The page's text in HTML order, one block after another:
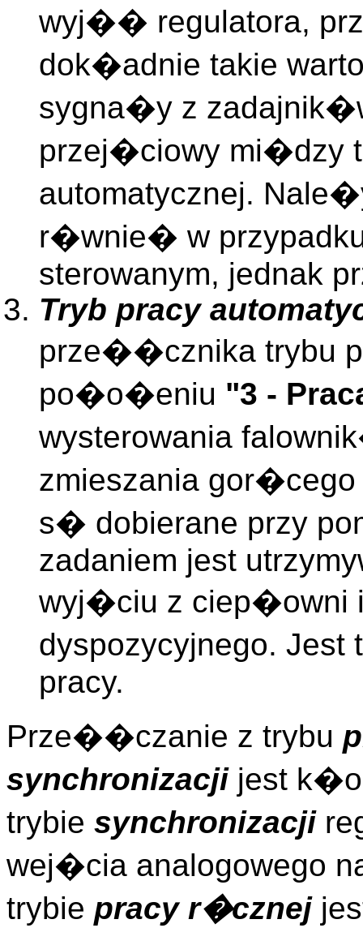
wyj�� regulatora,
dok�adnie takie
sygna�y z
przej�ciowy mi�dzy
automatycznej.
r�wnie� w
sterowanym, jednak
Tryb pracy
prze��cznika trybu
po�o�eniu "3 -
wysterowania
zmieszania gor�cego
s� dobierane przy
zadaniem jest
wyj�ciu z ciep�owni
dyspozycyjnego.
pracy.
Prze��czanie z trybu
synchronizacjijest
trybie synchronizacji
wej�cia analogowego
trybie pracy r�cznej